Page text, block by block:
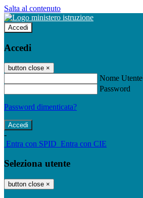
Salta al contenuto
Accedi
Accedi
button close ×
Nome Utente
Password
Password dimenticata?
-
Entra con SPID Entra con CIE
Seleziona utente
button close ×